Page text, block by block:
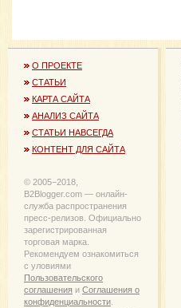
О ПРОЕКТЕ
СТАТЬИ
КАРТА САЙТА
АНАЛИЗ САЙТА
СТАТЬИ НАВСЕГДА
КОНТЕНТ ДЛЯ САЙТА
© 2005−2018,
B2Blogger.com — онлайн-
служба распространения
пресс-релизов. Официально
зарегистрированная
торговая марка.
Рекомендуем ознакомиться
с уловиями
Пользовательского
соглашения и Соглашения о
конфиденциальности